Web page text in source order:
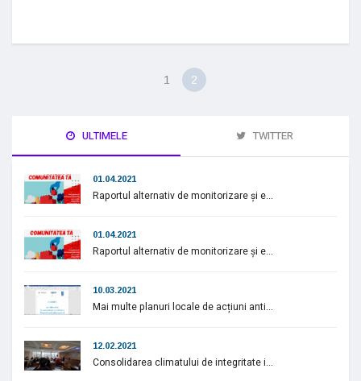
1 2
ULTIMELE TWITTER
01.04.2021
Raportul alternativ de monitorizare și e...
01.04.2021
Raportul alternativ de monitorizare și e...
10.03.2021
Mai multe planuri locale de acțiuni anti...
12.02.2021
Consolidarea climatului de integritate i...